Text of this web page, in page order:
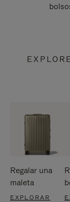
Regalar una
maleta
EXPLORAR